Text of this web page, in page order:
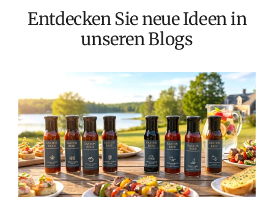
Entdecken Sie neue Ideen in
unseren Blogs